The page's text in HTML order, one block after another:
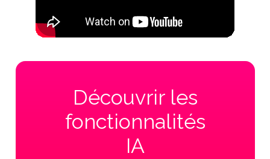
Découvrir les
fonctionnalités
IA